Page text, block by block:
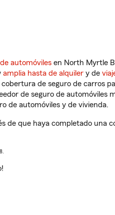
automóviles en North Myrtle
amplia hasta de alquiler y de
de seguro de carros
de seguro de automóviles
de automóviles y de vivienda.
que haya completado una